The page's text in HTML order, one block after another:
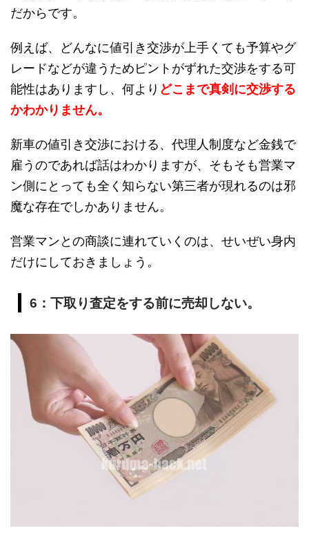
だからです。
例えば、どんなに値引き交渉が上手くても予算やグ
レードなどが違うためピントがずれた交渉をする可
能性はありますし、何より どこまで真剣に交渉する
かわかりません。
新車の値引き交渉における、代理人制度など金銭で
雇うのであれば話はわかりますが、そもそも営業マ
ン側にとっても全く知らない第三者が現れるのは邪
魔な存在でしかありません。
営業マンとの商談に連れていくのは、せいぜい身内
だけにしておきましょう。
6：下取り査定をする前に売却しない。